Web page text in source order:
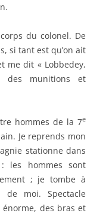
les hommes sont
moi. Spectacle
des bras et
; ils sont au
toujours sous les
de deuxième